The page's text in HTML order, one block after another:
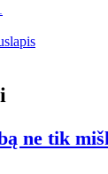
ne tik